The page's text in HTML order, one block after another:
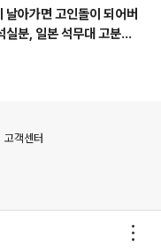
날아가면 고인돌이 되어버
실분, 일본 석무대 고분의
고객센터